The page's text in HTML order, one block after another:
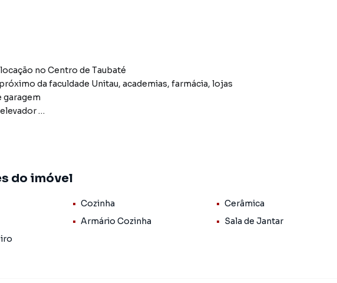
no Centro de Taubaté
da faculdade Unitau, academias, farmácia, lojas
garagem
em região valorizada do bairro Centro, em Taubaté. Não encontrou o que
do imóvel
Cozinha
Cerâmica
Armário Cozinha
Sala de Jantar